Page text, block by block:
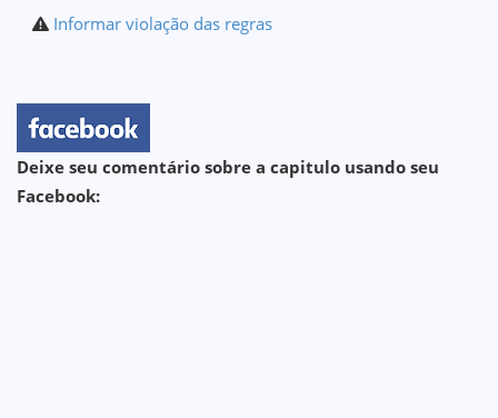
Informar violação das regras
Deixe seu comentário sobre a capitulo usando seu
Facebook: